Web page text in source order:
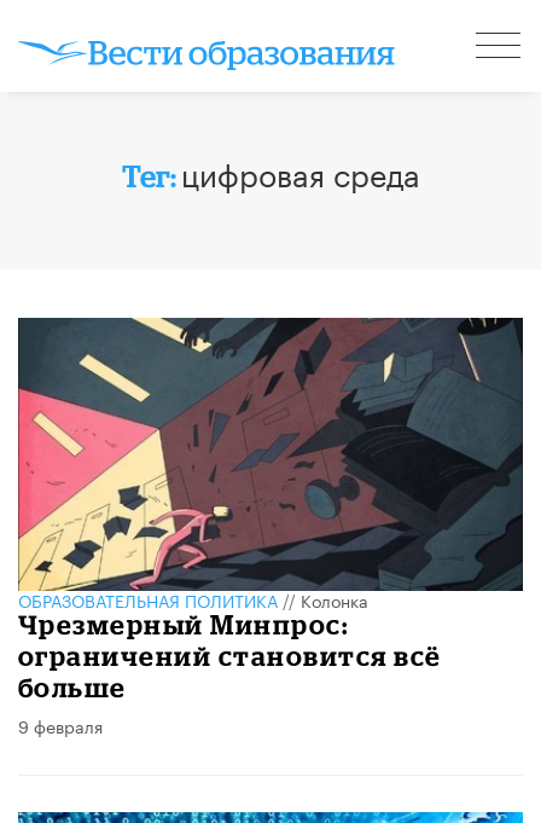
Тег: цифровая среда
ОБРАЗОВАТЕЛЬНАЯ ПОЛИТИКА//Колонка
Чрезмерный Минпрос:
ограничений становится всё
больше
9 февраля